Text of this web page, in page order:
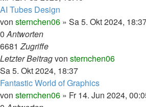
AI Tubes Design
von sternchen06 » Sa 5. Okt 2024,
0Antworten
6681Zugriffe
Letzter Beitragvon sternchen06
Sa 5. Okt 2024, 18:37
Fantastic World of Graphics
von sternchen06 » Fr 14. Jun 2024,